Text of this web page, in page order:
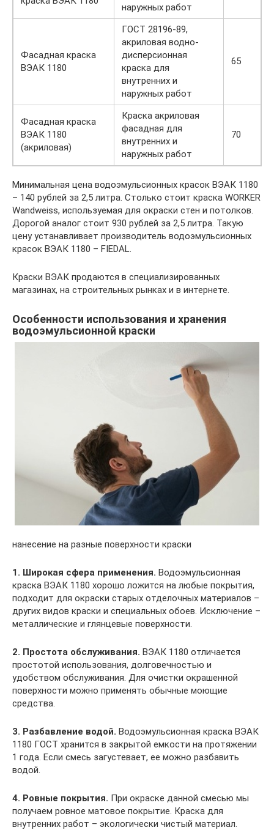
наружных работ
Фасадная краска
ВЭАК 1180
ГОСТ 28196-89,
акриловая водно-
дисперсионная
краска для
внутренних и
наружных работ
65
Фасадная краска
ВЭАК 1180
(акриловая)
Краска акриловая
фасадная для
внутренних и
наружных работ
70
Минимальная цена водоэмульсионных красок ВЭАК 1180
– 140 рублей за 2,5 литра. Столько стоит краска WORKER
Wandweiss, используемая для окраски стен и потолков.
Дорогой аналог стоит 930 рублей за 2,5 литра. Такую
цену устанавливает производитель водоэмульсионных
красок ВЭАК 1180 – FIEDAL.
Краски ВЭАК продаются в специализированных
магазинах, на строительных рынках и в интернете.
Особенности использования и хранения
водоэмульсионной краски
нанесение на разные поверхности краски
1. Широкая сфера применения. Водоэмульсионная
краска ВЭАК 1180 хорошо ложится на любые покрытия,
подходит для окраски старых отделочных материалов –
других видов краски и специальных обоев. Исключение –
металлические и глянцевые поверхности.
2. Простота обслуживания. ВЭАК 1180 отличается
простотой использования, долговечностью и
удобством обслуживания. Для очистки окрашенной
поверхности можно применять обычные моющие
средства.
3. Разбавление водой. Водоэмульсионная краска ВЭАК
1180 ГОСТ хранится в закрытой емкости на протяжении
1 года. Если смесь загустевает, ее можно разбавить
водой.
4. Ровные покрытия. При окраске данной смесью мы
получаем ровное матовое покрытие. Краска для
внутренних работ – экологически чистый материал.